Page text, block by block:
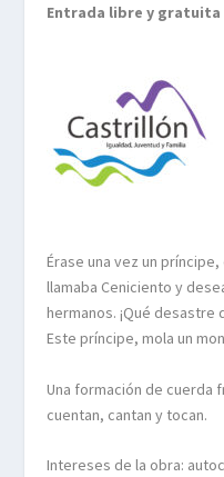
Entrada libre y
Érase una vez un
llamaba Ceniciento y
hermanos. ¡Qué desastre
Este príncipe, mola un
Una formación de cuerda
cuentan, cantan y tocan.
Intereses de la obra: